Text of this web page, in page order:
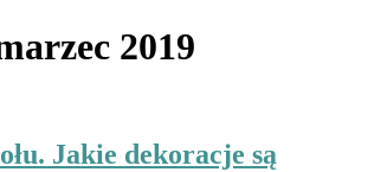
2019
Jakie dekoracje są